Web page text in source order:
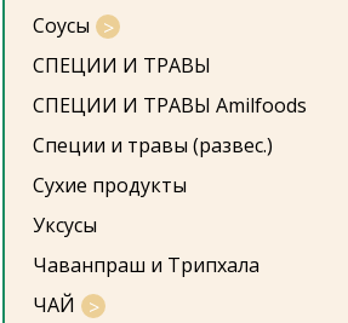
Соусы
СПЕЦИИ И ТРАВЫ
СПЕЦИИ И ТРАВЫ Amilfoods
Специи и травы (развес.)
Сухие продукты
Уксусы
Чаванпраш и Трипхала
ЧАЙ